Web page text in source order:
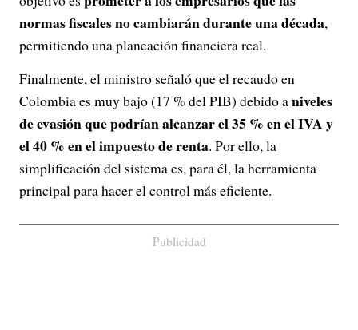
normas fiscales no cambiarán durante una década,
permitiendo una planeación financiera real.
Finalmente, el ministro señaló que el recaudo en
Colombia es muy bajo (17 % del PIB) debido aniveles
de evasión que podrían alcanzar el 35 % en el IVA y
el 40 % en el impuesto de renta. Por ello, la
simplificación del sistema es, para él, la herramienta
principal para hacer el control más eficiente.
Publicidad